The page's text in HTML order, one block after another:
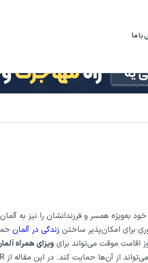
ما
خود به‌ویژه همسر و فرزندانشان را نیز به آلمان
برای امکان‌پذیر ساختن زندگی در آلمان
اقامت موقت می‌تواند برای ویزای همراه